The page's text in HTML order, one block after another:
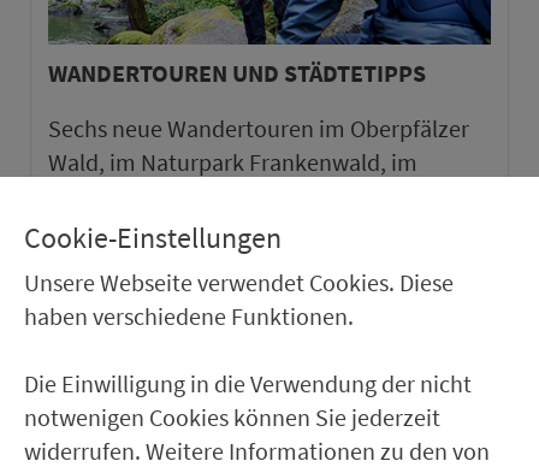
WANDERTOUREN UND STÄDTETIPPS
Sechs neue Wandertouren im Oberpfälzer
Wald, im Naturpark Frankenwald, im
Franken sowie ein neuer Städtetipp in Roth.
Cookie-Einstellungen
Unsere Webseite verwendet Cookies. Diese
haben verschiedene Funktionen.
Die Einwilligung in die Verwendung der nicht
notwenigen Cookies können Sie jederzeit
widerrufen. Weitere Informationen zu den von